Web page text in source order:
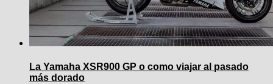
La Yamaha XSR900 GP o como viajar al pasado
más dorado